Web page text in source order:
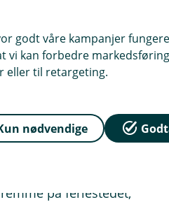
med kredittkortet.
på feriestedet,
godt våre kampanjer
vi kan forbedre
eller til retargeting.
nødvendige